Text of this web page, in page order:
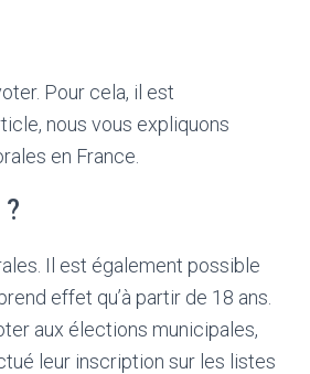
Pour cela, il est
nous vous expliquons
en France.
Il est également possible
effet qu’à partir de 18 ans.
aux élections municipales,
leur inscription sur les listes